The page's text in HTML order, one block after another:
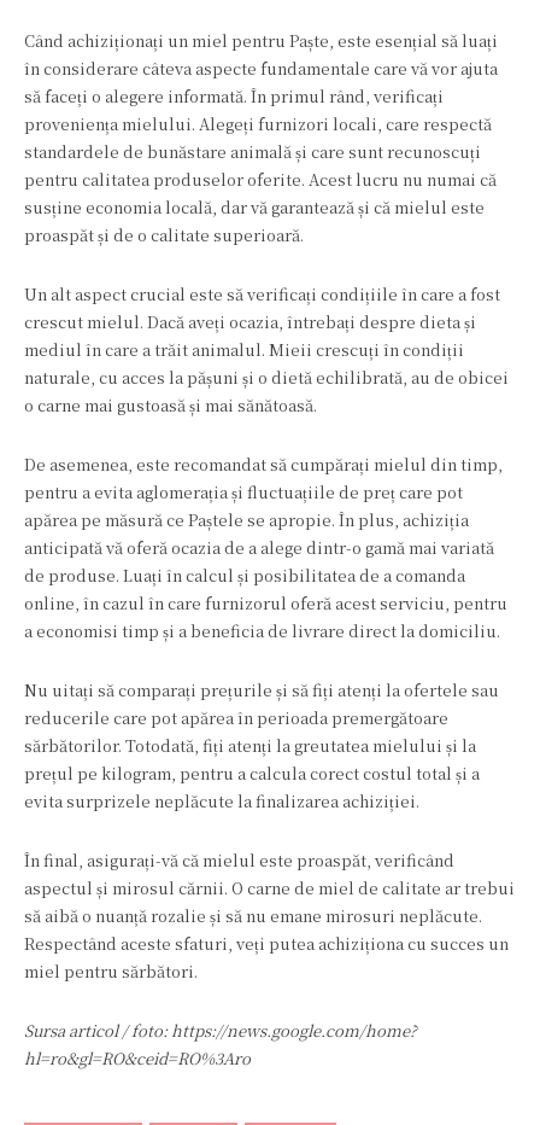
Când achiziționați un miel pentru Paște, este esențial să luați
în considerare câteva aspecte fundamentale care vă vor ajuta
să faceți o alegere informată. În primul rând, verificați
proveniența mielului. Alegeți furnizori locali, care respectă
standardele de bunăstare animală și care sunt recunoscuți
pentru calitatea produselor oferite. Acest lucru nu numai că
susține economia locală, dar vă garantează și că mielul este
proaspăt și de o calitate superioară.
Un alt aspect crucial este să verificați condițiile în care a fost
crescut mielul. Dacă aveți ocazia, întrebați despre dieta și
mediul în care a trăit animalul. Mieii crescuți în condiții
naturale, cu acces la pășuni și o dietă echilibrată, au de obicei
o carne mai gustoasă și mai sănătoasă.
De asemenea, este recomandat să cumpărați mielul din timp,
pentru a evita aglomerația și fluctuațiile de preț care pot
apărea pe măsură ce Paștele se apropie. În plus, achiziția
anticipată vă oferă ocazia de a alege dintr-o gamă mai variată
de produse. Luați în calcul și posibilitatea de a comanda
online, în cazul în care furnizorul oferă acest serviciu, pentru
a economisi timp și a beneficia de livrare direct la domiciliu.
Nu uitați să comparați prețurile și să fiți atenți la ofertele sau
reducerile care pot apărea în perioada premergătoare
sărbătorilor. Totodată, fiți atenți la greutatea mielului și la
prețul pe kilogram, pentru a calcula corect costul total și a
evita surprizele neplăcute la finalizarea achiziției.
În final, asigurați-vă că mielul este proaspăt, verificând
aspectul și mirosul cărnii. O carne de miel de calitate ar trebui
să aibă o nuanță rozalie și să nu emane mirosuri neplăcute.
Respectând aceste sfaturi, veți putea achiziționa cu succes un
miel pentru sărbători.
Sursa articol / foto: https://news.google.com/home?
hl=ro&gl=RO&ceid=RO%3Aro